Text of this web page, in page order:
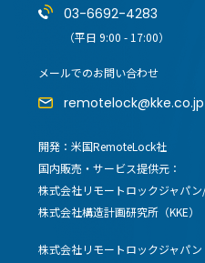
03-6692-4283
（平日 9:00 - 17:00）
メールでのお問い合わせ
remotelock@kke.co.jp
開発：米国RemoteLock社
国内販売・サービス提供元：
株式会社リモートロックジャパ
株式会社構造計画研究所（KKE）
株式会社リモートロックジャパン
店舗での
【2025
め
無人店
【セミ